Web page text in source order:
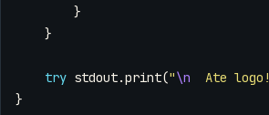
}
}
try stdout.print("\n
  Ate logo!
}